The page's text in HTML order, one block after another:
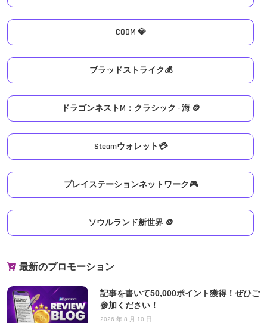
CODM 💎
ブラッドストライク💰
ドラゴンネストM：クラシック - 海 🪙
Steamウォレット💳
プレイステーションネットワーク🎮
ソウルランド新世界 🪙
最新のプロモーション
記事を書いて50,000ポイント獲得！ぜひご
参加ください！
2026 年 8 月 10 日